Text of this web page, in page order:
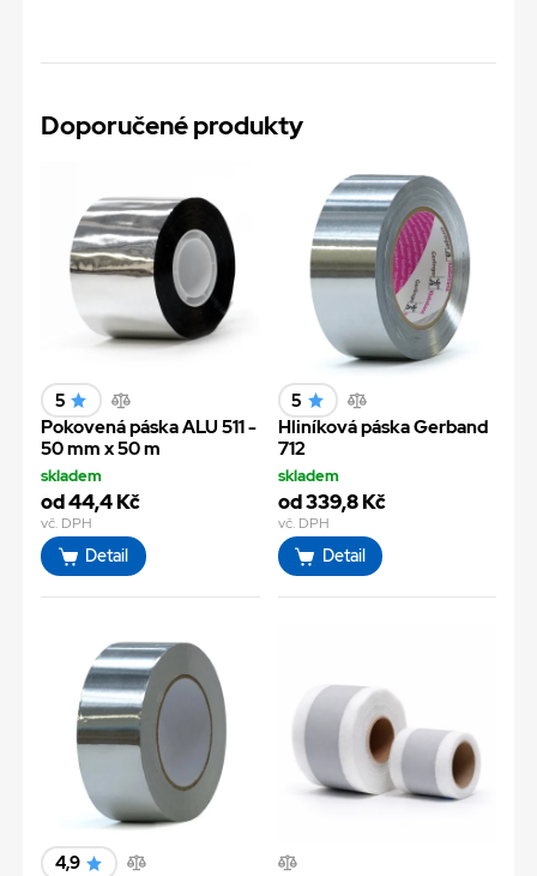
Doporučené produkty
5
Pokovená páska ALU 511 -
50 mm x 50 m
skladem
od 44,4 Kč
vč. DPH
Detail
5
Hliníková páska Gerband
712
skladem
od 339,8 Kč
vč. DPH
Detail
4,9